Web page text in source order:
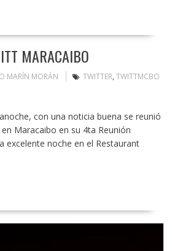
MARACAIBO
MARÍN MORÁN TWITTER, TWITTMCBO
con una noticia buena se reunió
Maracaibo en su 4ta Reunión
excelente noche en el Restaurant